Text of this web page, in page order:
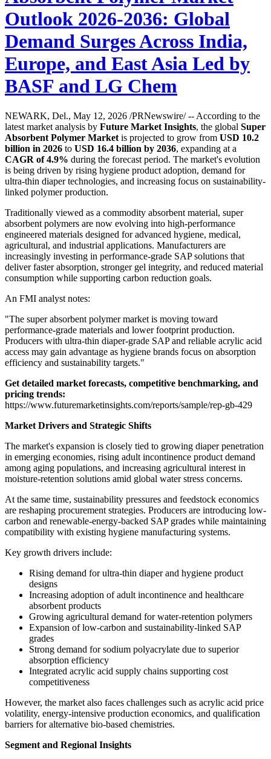
Outlook 2026-2036: Global
Demand Surges Across India,
Europe, and East Asia Led by
BASF and LG Chem
NEWARK, Del., May 12, 2026 /PRNewswire/ -- According to the
latest market analysis by Future Market Insights, the global Super
Absorbent Polymer Market is projected to grow from USD 10.2
billion in 2026 to USD 16.4 billion by 2036, expanding at a
CAGR of 4.9% during the forecast period. The market's evolution
is being driven by rising hygiene product adoption, demand for
ultra-thin diaper technologies, and increasing focus on sustainability-
linked polymer production.
Traditionally viewed as a commodity absorbent material, super
absorbent polymers are now evolving into high-performance
engineered materials designed for advanced hygiene, medical,
agricultural, and industrial applications. Manufacturers are
increasingly investing in performance-grade SAP solutions that
deliver faster absorption, stronger gel integrity, and reduced material
consumption while supporting carbon reduction goals.
An FMI analyst notes:
"The super absorbent polymer market is moving toward
performance-grade materials and lower footprint production.
Producers with ultra-thin diaper-grade SAP and reliable acrylic acid
access may gain advantage as hygiene brands focus on absorption
efficiency and sustainability targets."
Get detailed market forecasts, competitive benchmarking, and
pricing trends:
https://www.futuremarketinsights.com/reports/sample/rep-gb-429
Market Drivers and Strategic Shifts
The market's expansion is closely tied to growing diaper penetration
in emerging economies, rising adult incontinence product demand
among aging populations, and increasing agricultural interest in
moisture-retention solutions amid global water stress concerns.
At the same time, sustainability pressures and feedstock economics
are reshaping procurement strategies. Producers are introducing low-
carbon and renewable-energy-backed SAP grades while maintaining
compatibility with existing hygiene manufacturing systems.
Key growth drivers include:
Rising demand for ultra-thin diaper and hygiene product
designs
Increasing adoption of adult incontinence and healthcare
absorbent products
Growing agricultural demand for water-retention polymers
Expansion of low-carbon and sustainability-linked SAP
grades
Strong demand for sodium polyacrylate due to superior
absorption efficiency
Integrated acrylic acid supply chains supporting cost
competitiveness
However, the market also faces challenges such as acrylic acid price
volatility, energy-intensive production economics, and qualification
barriers for alternative bio-based chemistries.
Segment and Regional Insights